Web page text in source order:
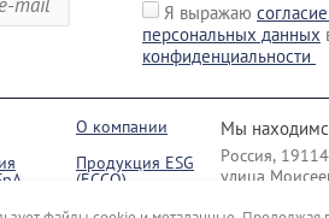
Я выражаю
персональных данных
конфиденциальности
О компании
Продукция ESG
(ECCO)
Мы
Россия,
улица